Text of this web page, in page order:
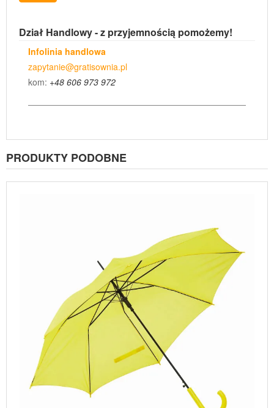
Dział Handlowy - z przyjemnością pomożemy!
Infolinia handlowa
zapytanie@gratisownia.pl
kom: +48 606 973 972
PRODUKTY PODOBNE